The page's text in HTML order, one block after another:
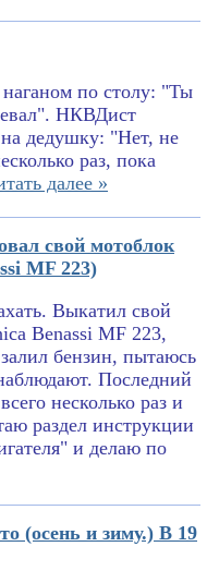
по столу: "Ты
НКВДист
дедушку: "Нет, не
раз, пока
далее »
свой мотоблок
MF 223)
Выкатил свой
Benassi MF 223,
бензин, пытаюсь
Последний
несколько раз и
раздел инструкции
и делаю по
(осень и зиму.) В 19